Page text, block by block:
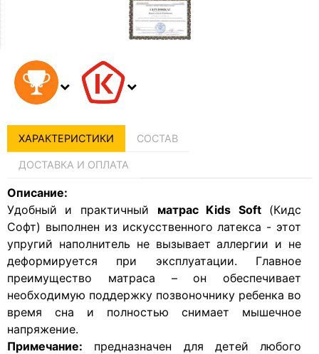
ХАРАКТЕРИСТИКИ СОСТАВ
ДОСТАВКА И ОПЛАТА
Описание:
Удобный и практичный матрас Kids Soft(Кидс
Софт) выполнен из искусственного латекса - этот
упругий наполнитель не вызывает аллергии и не
деформируется при эксплуатации. Главное
преимущество матраса – он обеспечивает
необходимую поддержку позвоночнику ребенка во
время сна и полностью снимает мышечное
напряжение.
Примечание: предназначен для детей любого